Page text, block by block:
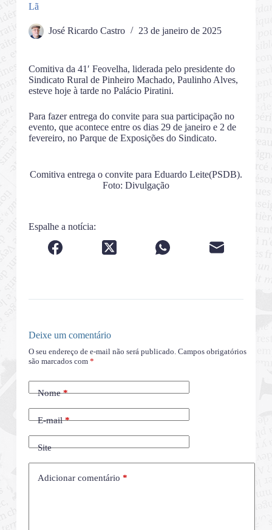
Lã
José Ricardo Castro 23 de janeiro de 2025
Comitiva da 41′ Feovelha, liderada pelo presidente do
Sindicato Rural de Pinheiro Machado, Paulinho Alves,
esteve hoje à tarde no Palácio Piratini.
Para fazer entrega do convite para sua participação no
evento, que acontece entre os dias 29 de janeiro e 2 de
fevereiro, no Parque de Exposições do Sindicato.
Comitiva entrega o convite para Eduardo Leite(PSDB).
Foto: Divulgação
Espalhe a notícia:
Deixe um comentário
O seu endereço de e-mail não será publicado. Campos obrigatórios
são marcados com *
Nome*
E-mail*
Site
Adicionar comentário *